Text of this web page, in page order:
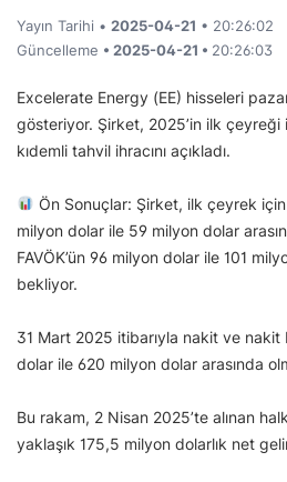
Yayın Tarihi • 2025-04-21 • 20:26:02
Güncelleme • 2025-04-21 • 20:26:03
Excelerate Energy (EE) hisseleri
gösteriyor. Şirket, 2025’in ilk çeyreği
kıdemli tahvil ihracını açıkladı.
Ön Sonuçlar: Şirket, ilk çeyrek
milyon dolar ile 59 milyon dolar
FAVÖK’ün 96 milyon dolar ile 101
bekliyor.
31 Mart 2025 itibarıyla nakit ve
dolar ile 620 milyon dolar arasında
Bu rakam, 2 Nisan 2025’te alınan
yaklaşık 175,5 milyon dolarlık net